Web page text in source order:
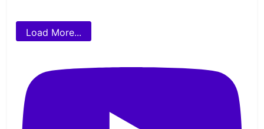
Load More...